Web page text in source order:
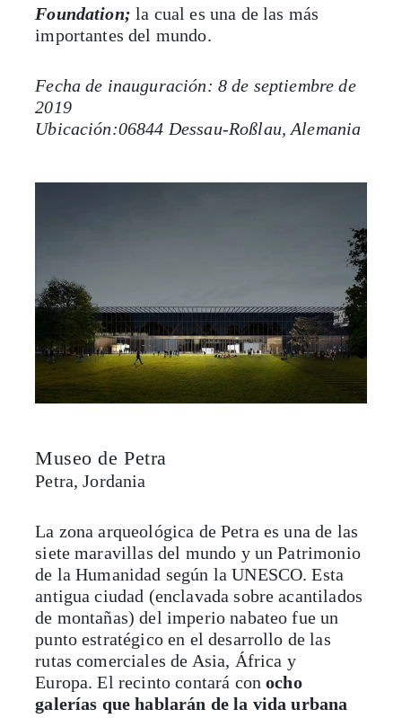
Fecha de inauguración: 8 de septiembre de
Ubicación:06844 Dessau-Roßlau, Alemania
La zona arqueológica de Petra es una de las
de la Humanidad según la UNESCO. Esta
antigua ciudad (enclavada sobre acantilados
de montañas) del imperio nabateo fue un
punto estratégico en el desarrollo de las
rutas comerciales de Asia, África y
Europa. El recinto contará conocho
galerías que hablarán de la vida urbana
en el año 300 a.C.